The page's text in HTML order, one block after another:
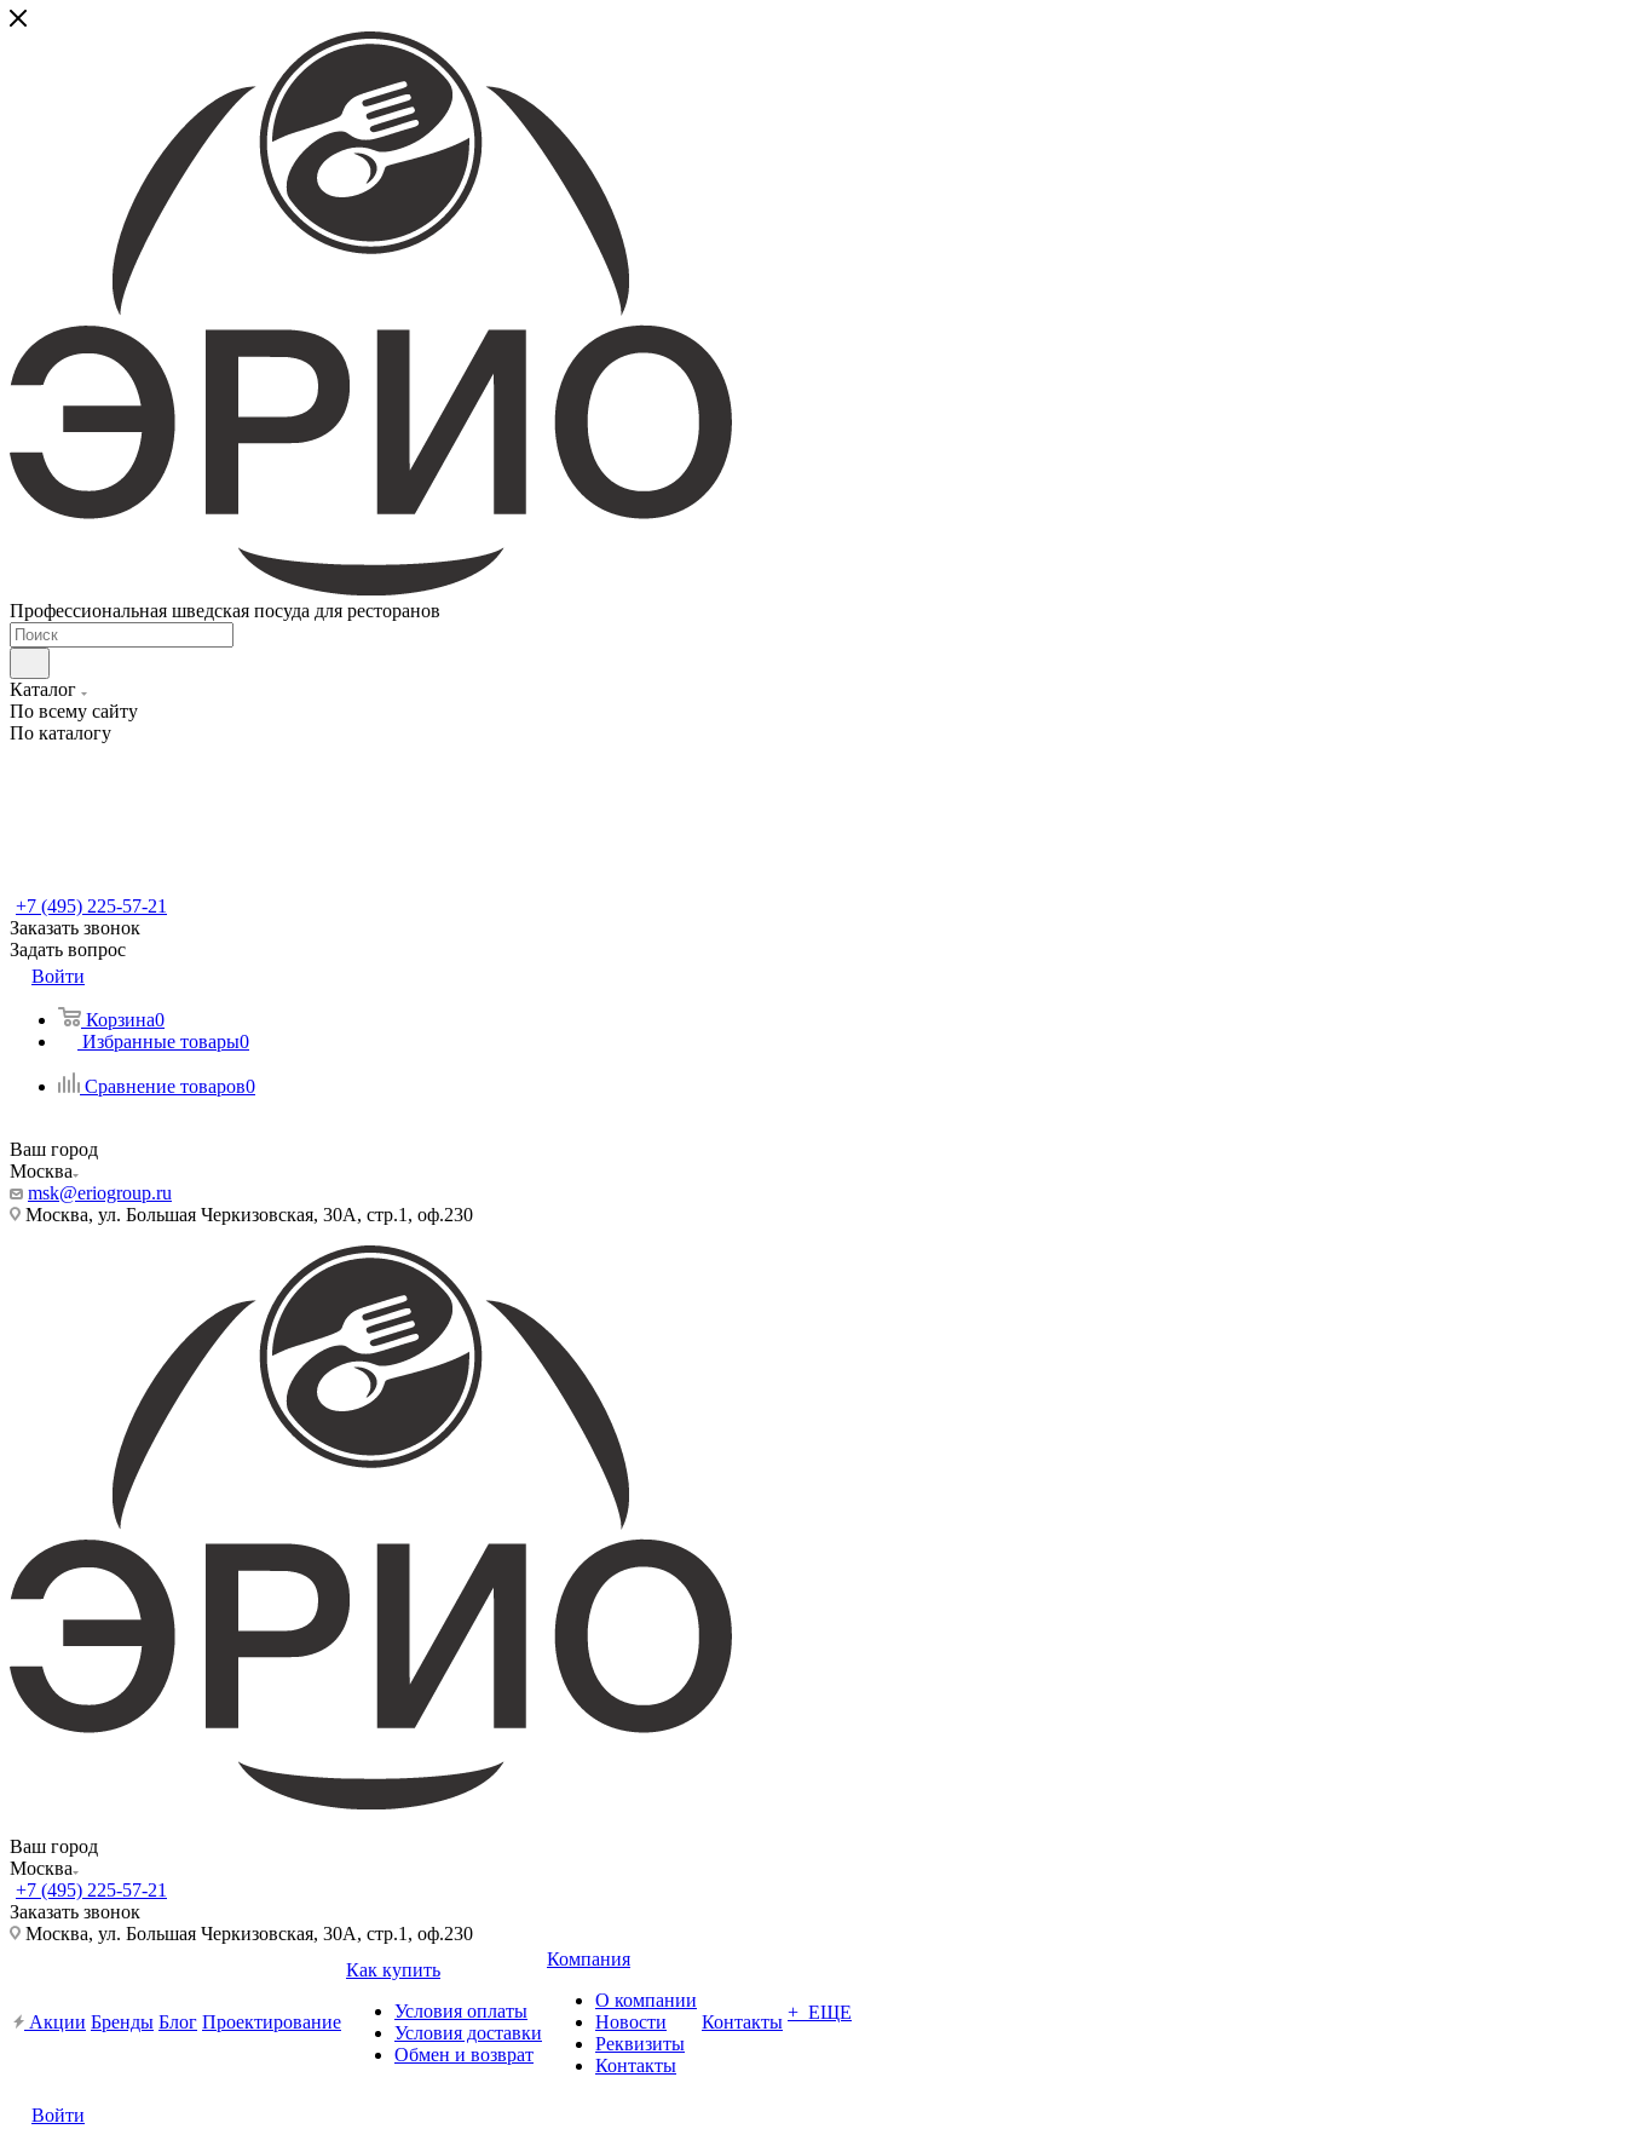
Профессиональная шведская посуда для ресторанов
Каталог
По всему сайту
По каталогу
+7 (495) 225-57-21
Заказать звонок
Задать вопрос
Войти
Корзина0
Избранные товары0
Сравнение товаров0
Ваш город
Москва
msk@eriogroup.ru
Москва, ул. Большая Черкизовская, 30А, стр.1, оф.230
Ваш город
Москва
+7 (495) 225-57-21
Заказать звонок
Москва, ул. Большая Черкизовская, 30А, стр.1, оф.230
Акции Бренды Блог Проектирование
Как купить
Условия оплаты
Условия доставки
Обмен и возврат
Компания
О компании
Новости
Реквизиты
Контакты
Контакты + ЕЩЕ
Войти